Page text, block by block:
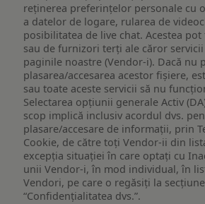
reţinerea preferinţelor personale cu
a datelor de logare, rularea de
posibilitatea de live chat. Acestea
sau de furnizori terți ale căror
paginile noastre (Vendor-i). Dacă nu
plasarea/accesarea acestor fișiere,
sau toate aceste servicii să nu
Selectarea opțiunii generale Activ
scop implică inclusiv acordul dvs.
plasare/accesare de informații, prin
Cookie, de către toți Vendor-ii din
excepția situației în care optați cu
unii Vendor-i, în mod individual, în
Vendori, pe care o regăsiți la
“Confidențialitatea dvs.”.